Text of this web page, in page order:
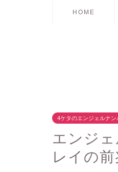
HOME
4ケタのエンジェルナン
エンジ
レイの前